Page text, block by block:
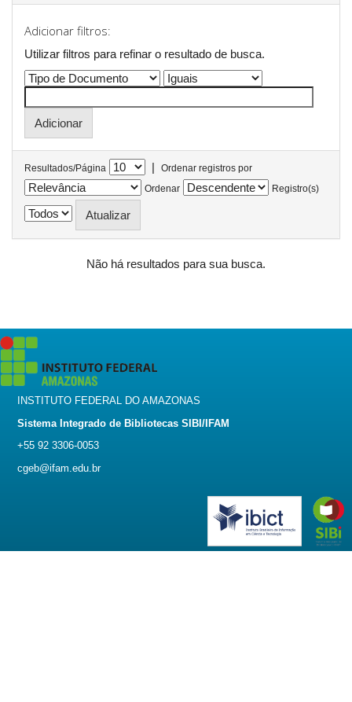
Adicionar filtros:
Utilizar filtros para refinar o resultado de busca.
Resultados/Página |
Ordenar registros por
Ordenar
Registro(s)
Não há resultados para sua busca.
INSTITUTO FEDERAL DO AMAZONAS
Sistema Integrado de Bibliotecas SIBI/IFAM
+55 92 3306-0053
cgeb@ifam.edu.br